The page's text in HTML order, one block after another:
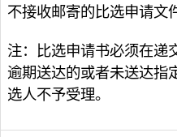
不接收邮寄的比选申请文
注：比选申请书必须在递
逾期送达的或者未送达指
选人不予受理。